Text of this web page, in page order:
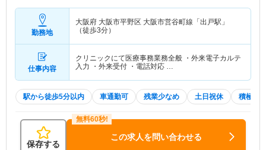
勤務地
大阪府 大阪市平野区 大阪市営谷町線「出戸駅」
（徒歩3分）
仕事内容
クリニックにて医療事務業務全般 ・外来電子カルテ
入力 ・外来受付 ・電話対応 …
駅から徒歩5分以内 車通勤可 残業少なめ 土日祝休 積極採
保存する
この求人を問い合わせる